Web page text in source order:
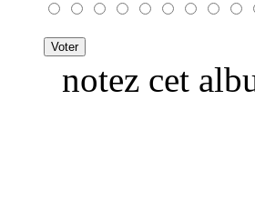
notez cet